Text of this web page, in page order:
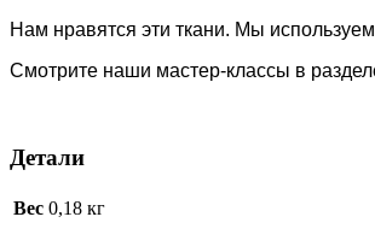
Нам нравятся эти ткани. Мы
Смотрите наши мастер-классы в
Детали
Вес 0,18 кг